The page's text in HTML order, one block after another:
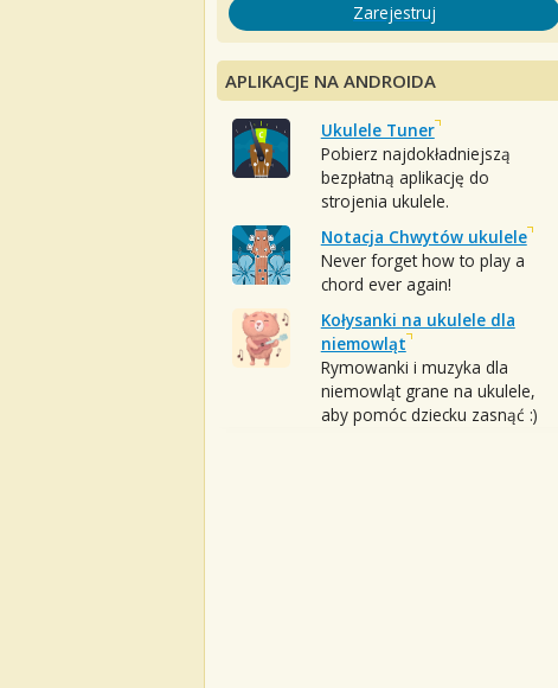
Zarejestruj
APLIKACJE NA ANDROIDA
Ukulele Tuner
Pobierz najdokładniejszą
bezpłatną aplikację do
strojenia ukulele.
Notacja Chwytów ukulele
Never forget how to play a
chord ever again!
Kołysanki na ukulele dla
niemowląt
Rymowanki i muzyka dla
niemowląt grane na ukulele,
aby pomóc dziecku zasnąć :)